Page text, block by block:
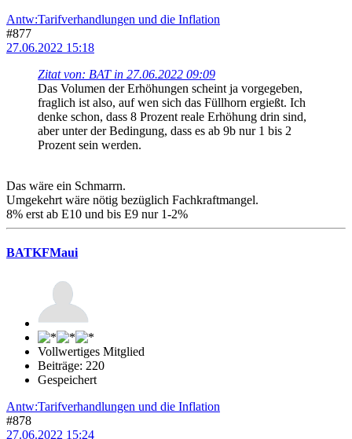
Antw:Tarifverhandlungen und die Inflation
#877
27.06.2022 15:18
Zitat von: BAT in 27.06.2022 09:09
Das Volumen der Erhöhungen scheint ja vorgegeben,
fraglich ist also, auf wen sich das Füllhorn ergießt. Ich
denke schon, dass 8 Prozent reale Erhöhung drin sind,
aber unter der Bedingung, dass es ab 9b nur 1 bis 2
Prozent sein werden.
Das wäre ein Schmarrn.
Umgekehrt wäre nötig bezüglich Fachkraftmangel.
8% erst ab E10 und bis E9 nur 1-2%
BATKFMaui
Vollwertiges Mitglied
Beiträge: 220
Gespeichert
Antw:Tarifverhandlungen und die Inflation
#878
27.06.2022 15:24